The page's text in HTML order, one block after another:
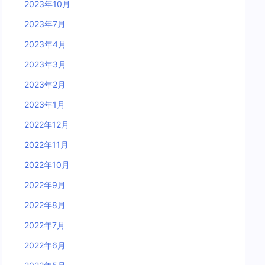
2023年10月
2023年7月
2023年4月
2023年3月
2023年2月
2023年1月
2022年12月
2022年11月
2022年10月
2022年9月
2022年8月
2022年7月
2022年6月